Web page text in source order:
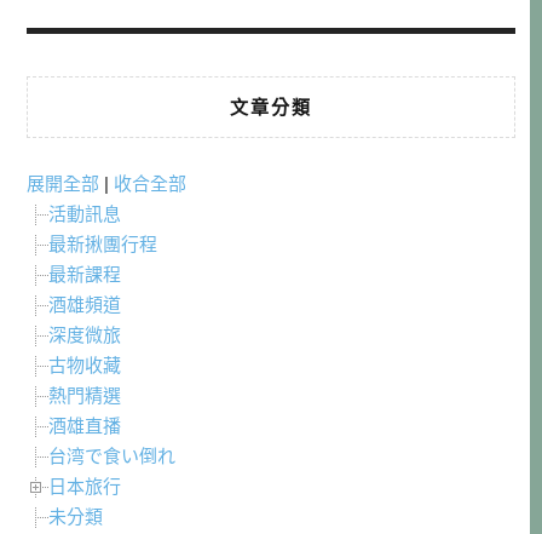
文章分類
展開全部 | 收合全部
活動訊息
最新揪團行程
最新課程
酒雄頻道
深度微旅
古物收藏
熱門精選
酒雄直播
台湾で食い倒れ
日本旅行
未分類